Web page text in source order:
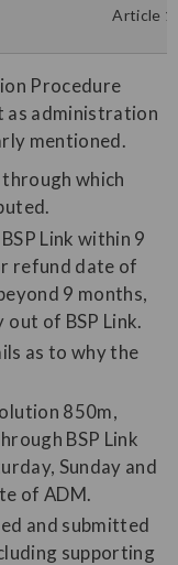
Article
Procedure
as administration
mentioned.
through which
Link within 9
refund date of
9 months,
out of BSP Link.
as to why the
850m,
BSP Link
Sunday and
of ADM.
and submitted
supporting